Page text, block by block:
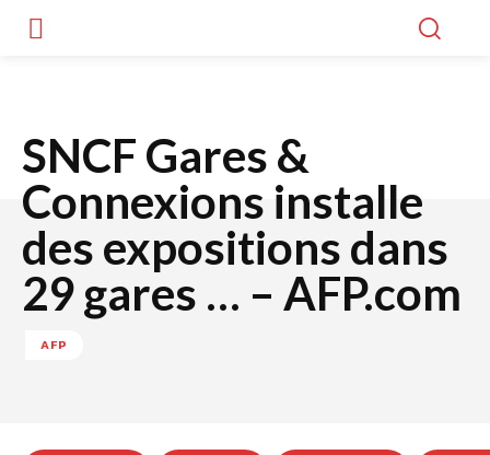
SNCF Gares &
Connexions installe
des expositions dans
29 gares … – AFP.com
AFP